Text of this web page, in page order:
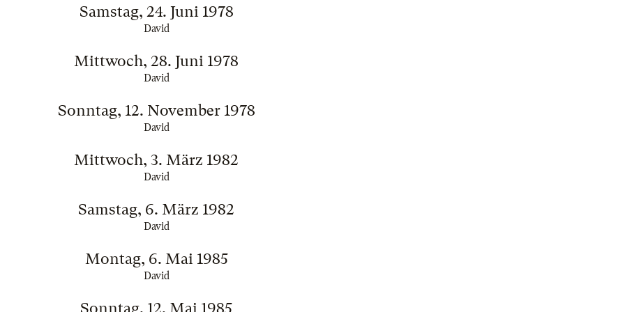
Samstag, 24. Juni 1978
David
Mittwoch, 28. Juni 1978
David
Sonntag, 12. November 1978
David
Mittwoch, 3. März 1982
David
Samstag, 6. März 1982
David
Montag, 6. Mai 1985
David
Sonntag, 12. Mai 1985